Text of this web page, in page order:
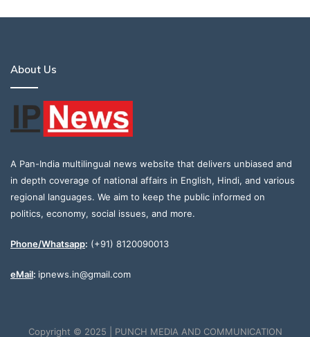
About Us
A Pan-India multilingual news website that delivers unbiased and
in depth coverage of national affairs in English, Hindi, and various
regional languages. We aim to keep the public informed on
politics, economy, social issues, and more.
Phone/Whatsapp: (+91) 8120090013
eMail: ipnews.in@gmail.com
Copyright © 2025 | PUNCH MEDIA AND COMMUNICATION